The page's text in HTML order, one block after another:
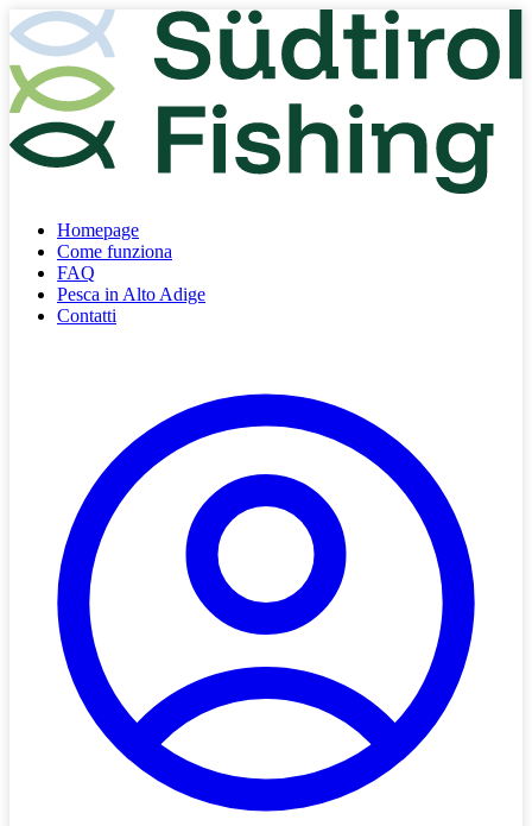
Homepage
Come funziona
FAQ
Pesca in Alto Adige
Contatti